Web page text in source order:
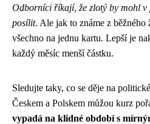
Odborníci říkají, že zlotý by mohl v
posílit. Ale jak to známe z
všechno na jednu kartu. Lepší je
každý měsíc menší částku.
Sledujte taky, co se děje na
Českem a Polskem můžou kurz
vypadá na klidné období s